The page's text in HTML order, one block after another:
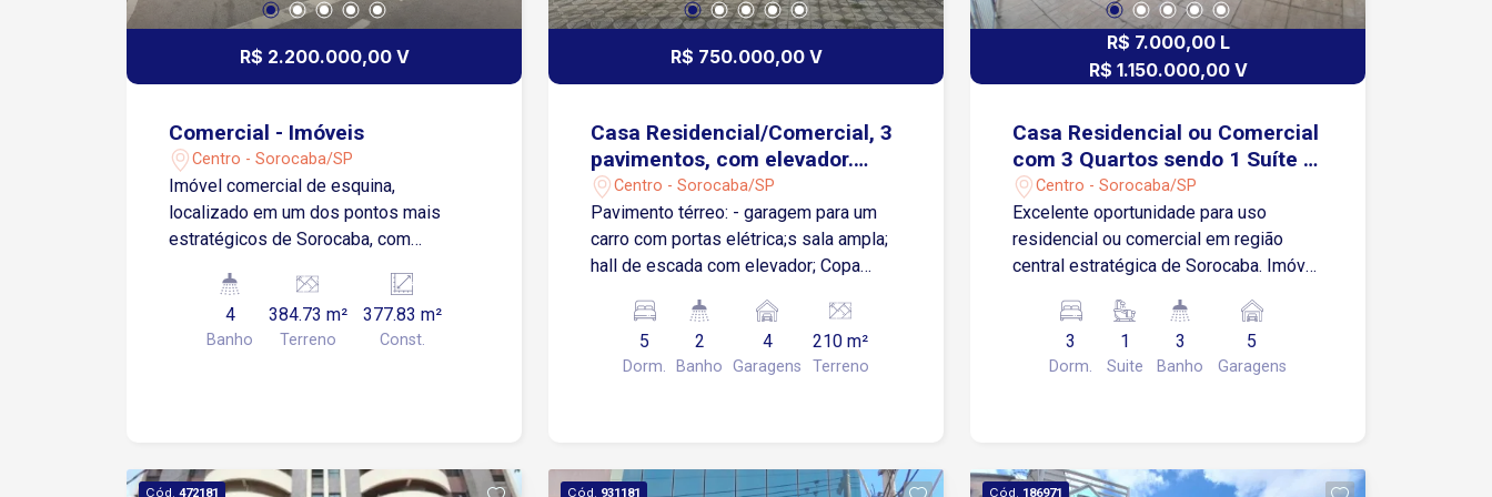
infraestrutura que o Centro de Sorocaba
uma visita!
R$ 2.200.000,00 V
Comercial - Imóveis
Centro - Sorocaba/SP
Imóvel comercial de esquina,
localizado em um dos pontos mais
estratégicos de Sorocaba, com
ideal para empresas que buscam
posicionamento privilegiado e forte
presença de marca. Pronto para
composto por dois pavimentos amplos
4
Banho
384.73 m²
Terreno
377.83 m²
Const.
R$ 750.000,00 V
Casa Residencial/Comercial, 3
pavimentos, com elevador.
Pavimento Térreo c/ garagem
p/ 1 carro.
Centro - Sorocaba/SP
Pavimento térreo: - garagem para um
carro com portas elétrica;s sala ampla;
hall de escada com elevador; Copa
lavabo junto a Copa; área de serviço
com quarto de despejo com estrutura
para banheiro. Pavimento superior: - hall
- Rampa de acesso; garagem para três
5
Dorm.
2
Banho
4
Garagens
210 m²
Terreno
R$ 7.000,00 L
R$ 1.150.000,00 V
Casa Residencial ou Comercial
com 3 Quartos sendo 1 Suíte -
Centro - Sorocaba/SP
Centro - Sorocaba/SP
Excelente oportunidade para uso
residencial ou comercial em região
central estratégica de Sorocaba. Imóvel
Características do Imóvel 03 quartos,
sendo 01 suíte Sala ampla Cozinha com
copa 03 banheiros sociais Área de
atividades comerciais ou residência
3
Dorm.
1
Suite
3
Banho
5
Garagens
Cód. 472181 Cód. 931181 Cód. 186971